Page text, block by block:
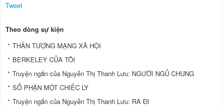
Tweet
Theo dòng sự kiện
THẦN TƯỢNG MẠNG XÃ HỘI
BERKELEY CỦA TÔI
Truyện ngắn của Nguyễn Thị Thanh Lưu: NGƯỜI NGỦ CHUNG
SỐ PHẬN MỘT CHIẾC LY
Truyện ngắn của Nguyễn Thị Thanh Lưu: RA ĐI